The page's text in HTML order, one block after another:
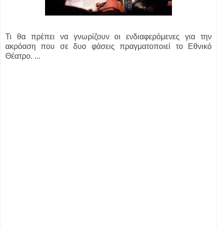
Τι θα πρέπει να γνωρίζουν οι ενδιαφερόμενες για την
ακρόαση που σε δυο φάσεις πραγματοποιεί το Εθνικό
Θέατρο. ...